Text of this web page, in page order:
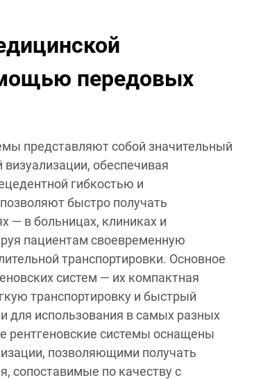
передовых
представляют собой значительный
обеспечивая
гибкостью и
быстро получать
— в больницах, клиниках и
пациентам своевременную
транспортировки. Основное
систем — их компактная
транспортировку и быстрый
для использования в самых разных
рентгеновские системы оснащены
позволяющими получать
сопоставимые по качеству с